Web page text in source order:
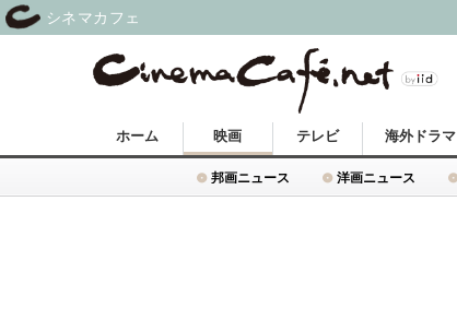
ホーム 映画
邦画ニュース 洋画ニュース
テレビ 海外ドラマ
シネマカフェ